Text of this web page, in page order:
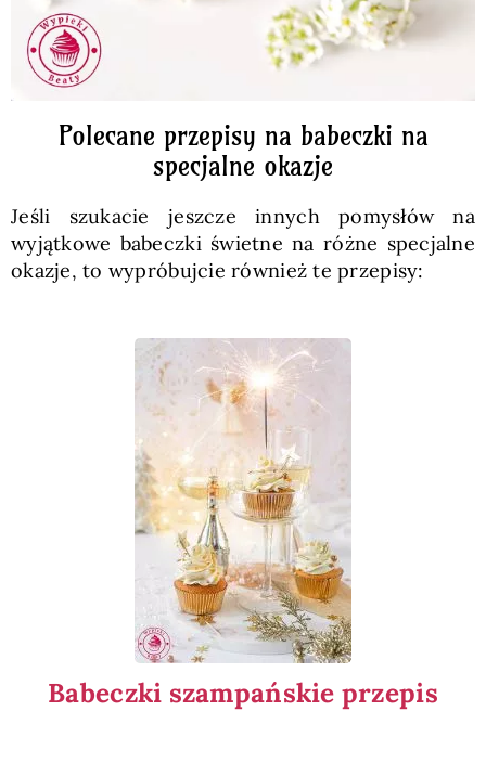
Polecane przepisy na babeczki na
specjalne okazje
Jeśli szukacie jeszcze innych pomysłów na
wyjątkowe babeczki świetne na różne specjalne
okazje, to wypróbujcie również te przepisy:
Babeczki szampańskie przepis